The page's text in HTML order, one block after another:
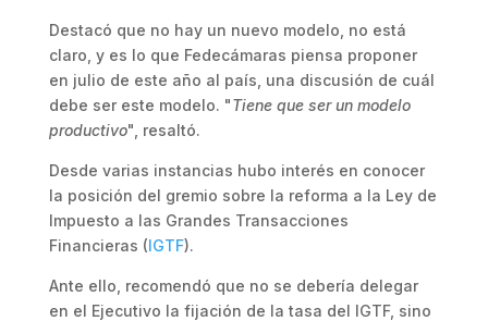
Destacó que no hay un nuevo modelo, no está
claro, y es lo que Fedecámaras piensa proponer
en julio de este año al país, una discusión de cuál
debe ser este modelo. "Tiene que ser un modelo
productivo", resaltó.
Desde varias instancias hubo interés en conocer
la posición del gremio sobre la reforma a la Ley de
Impuesto a las Grandes Transacciones
Financieras (IGTF).
Ante ello, recomendó que no se debería delegar
en el Ejecutivo la fijación de la tasa del IGTF, sino